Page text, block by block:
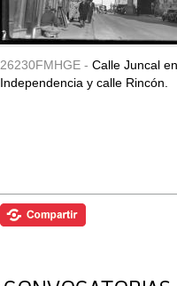
26230FMHGE - Calle Juncal
Independencia y calle Rincón.